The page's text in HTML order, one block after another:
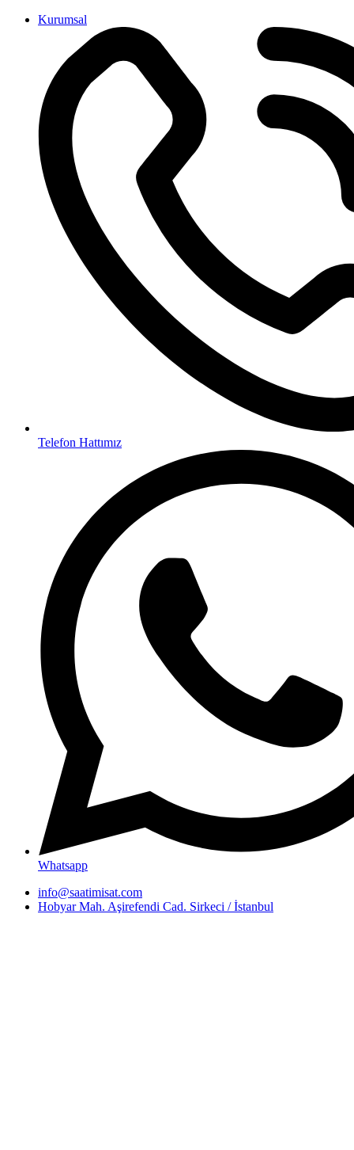
İçeriğeKurumsal
Telefon Hattımız
Whatsapp
info@saatimisat.com
Hobyar Mah. Aşirefendi Cad. Sirkeci / İstanbul